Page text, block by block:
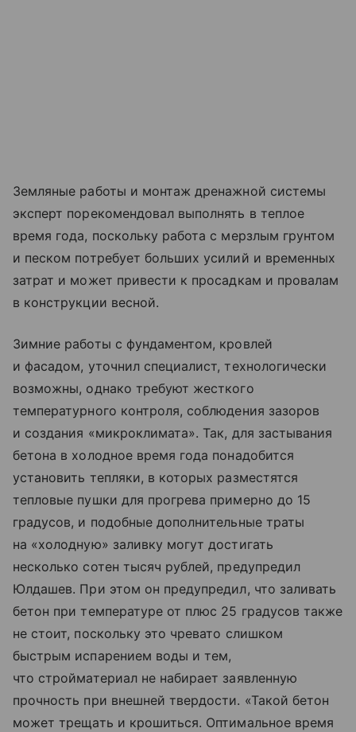
Земляные работы и монтаж дренажной системы
эксперт порекомендовал выполнять в теплое
время года, поскольку работа с мерзлым грунтом
и песком потребует больших усилий и временных
затрат и может привести к просадкам и провалам
в конструкции весной.
Зимние работы с фундаментом, кровлей
и фасадом, уточнил специалист, технологически
возможны, однако требуют жесткого
температурного контроля, соблюдения зазоров
и создания «микроклимата». Так, для застывания
бетона в холодное время года понадобится
установить тепляки, в которых разместятся
тепловые пушки для прогрева примерно до 15
градусов, и подобные дополнительные траты
на «холодную» заливку могут достигать
несколько сотен тысяч рублей, предупредил
Юлдашев. При этом он предупредил, что заливать
бетон при температуре от плюс 25 градусов также
не стоит, поскольку это чревато слишком
быстрым испарением воды и тем,
что стройматериал не набирает заявленную
прочность при внешней твердости. «Такой бетон
может трещать и крошиться. Оптимальное время